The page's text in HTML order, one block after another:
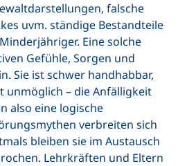
falsche
uvm. ständige Bestandteile
Eine solche
Gefühle, Sorgen und
Sie ist schwer handhabbar,
unmöglich – die Anfälligkeit
also eine logische
verbreiten sich
bleiben sie im Austausch
Lehrkräften und Eltern